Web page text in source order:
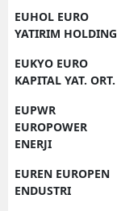
EUHOL EURO
YATIRIM HOLDING
EUKYO EURO
KAPITAL YAT. ORT.
EUPWR
EUROPOWER
ENERJI
EUREN EUROPEN
ENDUSTRI